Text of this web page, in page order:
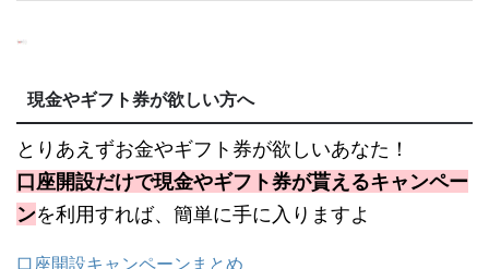
現金やギフト券が欲しい方へ
とりあえずお金やギフト券が欲しいあなた！
口座開設だけで現金やギフト券が貰えるキャンペー
ンを利用すれば、簡単に手に入りますよ
口座開設キャンペーンまとめ